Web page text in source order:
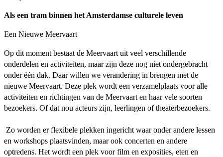
Als een tram binnen het Amsterdamse culturele leven
Een Nieuwe Meervaart
Op dit moment bestaat de Meervaart uit veel verschillende
onderdelen en activiteiten, maar zijn deze nog niet ondergebracht
onder één dak. Daar willen we verandering in brengen met de
nieuwe Meervaart. Deze plek wordt een verzamelplaats voor alle
activiteiten en richtingen van de Meervaart en haar vele soorten
bezoekers. Of dat nou acteurs zijn, leerlingen of theaterbezoekers.
Zo worden er flexibele plekken ingericht waar onder andere lessen
en workshops plaatsvinden, maar ook concerten en andere
optredens. Het wordt een plek voor film en exposities, eten en